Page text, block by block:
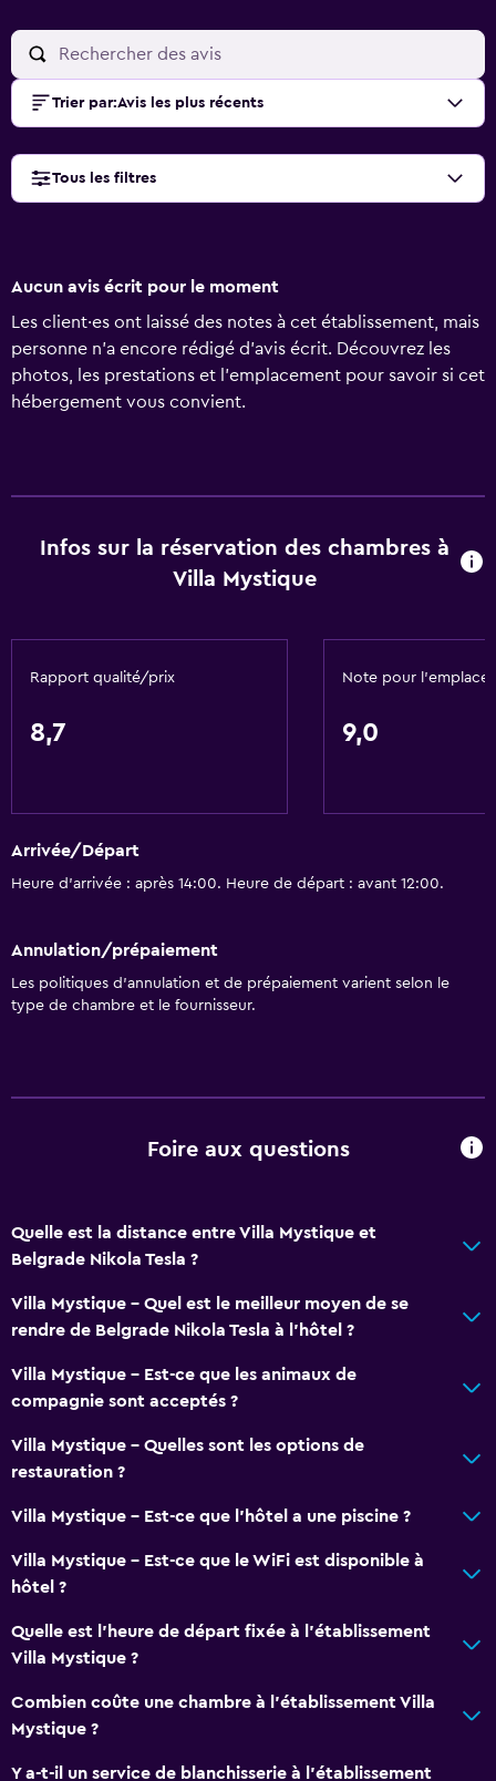
Trier par:Avis les plus récents
Tous les filtres
Aucun avis écrit pour le moment
Les client·es ont laissé des notes à cet établissement, mais
personne n’a encore rédigé d’avis écrit. Découvrez les
photos, les prestations et l’emplacement pour savoir si cet
hébergement vous convient.
Infos sur la réservation des chambres à
Villa Mystique
Rapport qualité/prix
8,7
Note pour
9,0
Arrivée/Départ
Heure d’arrivée : après 14:00. Heure de départ : avant 12:00.
Annulation/prépaiement
Les politiques d’annulation et de prépaiement varient selon le
type de chambre et le fournisseur.
Foire aux questions
Quelle est la distance entre Villa Mystique et
Belgrade Nikola Tesla ?
Villa Mystique - Quel est le meilleur moyen de se
rendre de Belgrade Nikola Tesla à l’hôtel ?
Villa Mystique - Est-ce que les animaux de
compagnie sont acceptés ?
Villa Mystique - Quelles sont les options de
restauration ?
Villa Mystique - Est-ce que l’hôtel a une piscine ?
Villa Mystique - Est-ce que le WiFi est disponible à
hôtel ?
Quelle est l'heure de départ fixée à l'établissement
Villa Mystique ?
Combien coûte une chambre à l'établissement Villa
Mystique ?
Y a-t-il un service de blanchisserie à l'établissement